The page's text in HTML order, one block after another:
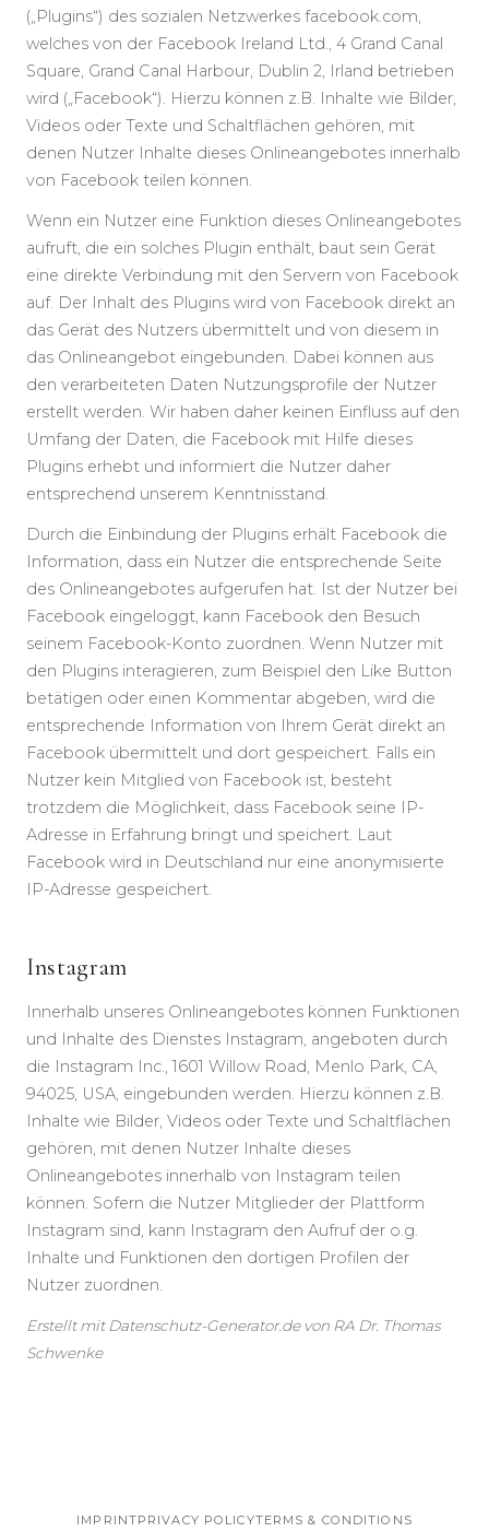
(„Plugins“) des sozialen Netzwerkes facebook.com,
welches von der Facebook Ireland Ltd., 4 Grand Canal
Square, Grand Canal Harbour, Dublin 2, Irland betrieben
wird („Facebook“). Hierzu können z.B. Inhalte wie Bilder,
Videos oder Texte und Schaltflächen gehören, mit
denen Nutzer Inhalte dieses Onlineangebotes innerhalb
von Facebook teilen können.
Wenn ein Nutzer eine Funktion dieses Onlineangebotes
aufruft, die ein solches Plugin enthält, baut sein Gerät
eine direkte Verbindung mit den Servern von Facebook
auf. Der Inhalt des Plugins wird von Facebook direkt an
das Gerät des Nutzers übermittelt und von diesem in
das Onlineangebot eingebunden. Dabei können aus
den verarbeiteten Daten Nutzungsprofile der Nutzer
erstellt werden. Wir haben daher keinen Einfluss auf den
Umfang der Daten, die Facebook mit Hilfe dieses
Plugins erhebt und informiert die Nutzer daher
entsprechend unserem Kenntnisstand.
Durch die Einbindung der Plugins erhält Facebook die
Information, dass ein Nutzer die entsprechende Seite
des Onlineangebotes aufgerufen hat. Ist der Nutzer bei
Facebook eingeloggt, kann Facebook den Besuch
seinem Facebook-Konto zuordnen. Wenn Nutzer mit
den Plugins interagieren, zum Beispiel den Like Button
betätigen oder einen Kommentar abgeben, wird die
entsprechende Information von Ihrem Gerät direkt an
Facebook übermittelt und dort gespeichert. Falls ein
Nutzer kein Mitglied von Facebook ist, besteht
trotzdem die Möglichkeit, dass Facebook seine IP-
Adresse in Erfahrung bringt und speichert. Laut
Facebook wird in Deutschland nur eine anonymisierte
IP-Adresse gespeichert.
Instagram
Innerhalb unseres Onlineangebotes können Funktionen
und Inhalte des Dienstes Instagram, angeboten durch
die Instagram Inc., 1601 Willow Road, Menlo Park, CA,
94025, USA, eingebunden werden. Hierzu können z.B.
Inhalte wie Bilder, Videos oder Texte und Schaltflächen
gehören, mit denen Nutzer Inhalte dieses
Onlineangebotes innerhalb von Instagram teilen
können. Sofern die Nutzer Mitglieder der Plattform
Instagram sind, kann Instagram den Aufruf der o.g.
Inhalte und Funktionen den dortigen Profilen der
Nutzer zuordnen.
Erstellt mit Datenschutz-Generator.de von RA Dr. Thomas
Schwenke
IMPRINTPRIVACY POLICYTERMS & CONDITIONS